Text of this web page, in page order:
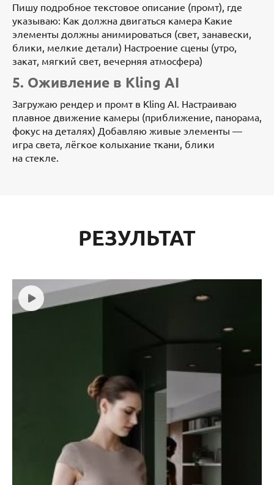
Пишу подробное текстовое описание (промт), где
указываю: Как должна двигаться камера Какие
элементы должны анимироваться (свет, занавески,
блики, мелкие детали) Настроение сцены (утро,
закат, мягкий свет, вечерняя атмосфера)
5. Оживление в Kling AI
Загружаю рендер и промт в Kling AI. Настраиваю
плавное движение камеры (приближение, панорама,
фокус на деталях) Добавляю живые элементы —
игра света, лёгкое колыхание ткани, блики
на стекле.
РЕЗУЛЬТАТ